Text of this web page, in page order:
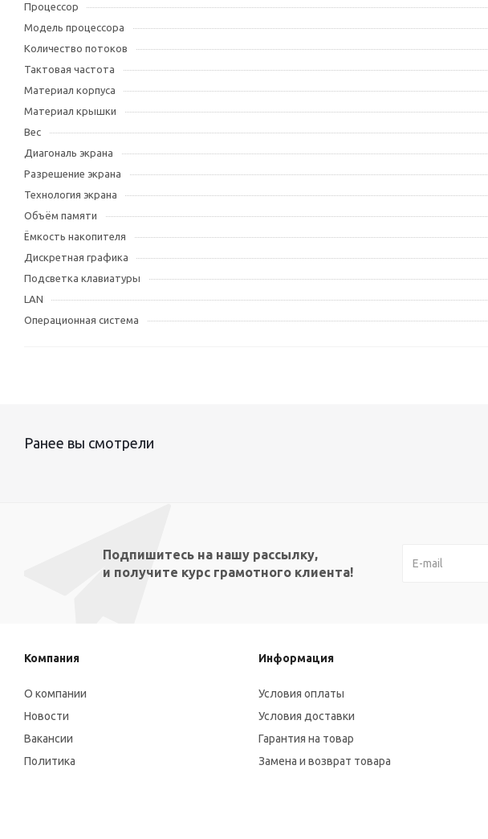
Процессор
Модель процессора
Количество потоков
Тактовая частота
Материал корпуса
Материал крышки
Вес
Диагональ экрана
Разрешение экрана
Технология экрана
Объём памяти
Ёмкость накопителя
Дискретная графика
Подсветка клавиатуры
LAN
Операционная система
Ранее вы смотрели
Подпишитесь на нашу рассылку,
и получите курс грамотного клиента!
Компания
О компании
Новости
Вакансии
Политика
Информация
Условия оплаты
Условия доставки
Гарантия на товар
Замена и возврат товара